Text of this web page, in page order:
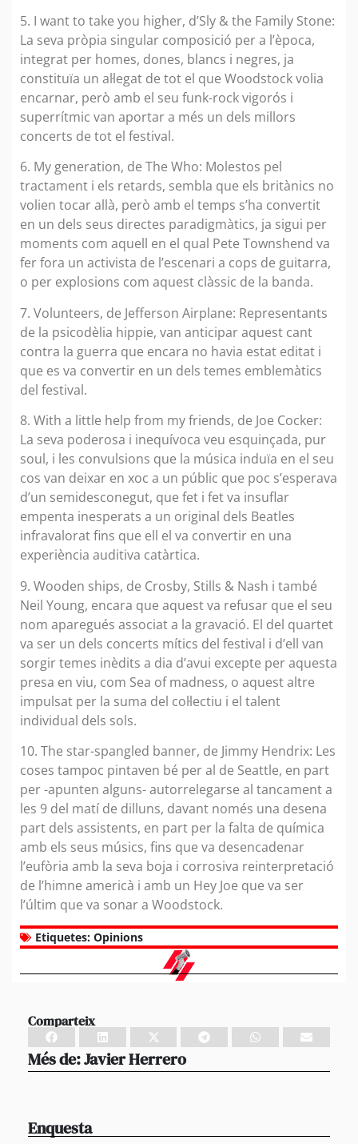
5. I want to take you higher, d’Sly & the Family Stone:
La seva pròpia singular composició per a l’època,
integrat per homes, dones, blancs i negres, ja
constituïa un al·legat de tot el que Woodstock volia
encarnar, però amb el seu funk-rock vigorós i
superrítmic van aportar a més un dels millors
concerts de tot el festival.
6. My generation, de The Who: Molestos pel
tractament i els retards, sembla que els britànics no
volien tocar allà, però amb el temps s’ha convertit
en un dels seus directes paradigmàtics, ja sigui per
moments com aquell en el qual Pete Townshend va
fer fora un activista de l’escenari a cops de guitarra,
o per explosions com aquest clàssic de la banda.
7. Volunteers, de Jefferson Airplane: Representants
de la psicodèlia hippie, van anticipar aquest cant
contra la guerra que encara no havia estat editat i
que es va convertir en un dels temes emblemàtics
del festival.
8. With a little help from my friends, de Joe Cocker:
La seva poderosa i inequívoca veu esquinçada, pur
soul, i les convulsions que la música induïa en el seu
cos van deixar en xoc a un públic que poc s’esperava
d’un semidesconegut, que fet i fet va insuflar
empenta inesperats a un original dels Beatles
infravalorat fins que ell el va convertir en una
experiència auditiva catàrtica.
9. Wooden ships, de Crosby, Stills & Nash i també
Neil Young, encara que aquest va refusar que el seu
nom aparegués associat a la gravació. El del quartet
va ser un dels concerts mítics del festival i d’ell van
sorgir temes inèdits a dia d’avui excepte per aquesta
presa en viu, com Sea of madness, o aquest altre
impulsat per la suma del col·lectiu i el talent
individual dels sols.
10. The star-spangled banner, de Jimmy Hendrix: Les
coses tampoc pintaven bé per al de Seattle, en part
per -apunten alguns- autorrelegarse al tancament a
les 9 del matí de dilluns, davant només una desena
part dels assistents, en part per la falta de química
amb els seus músics, fins que va desencadenar
l’eufòria amb la seva boja i corrosiva reinterpretació
de l’himne americà i amb un Hey Joe que va ser
l’últim que va sonar a Woodstock.
Etiquetes: Opinions
Comparteix
Més de:Javier Herrero
Enquesta